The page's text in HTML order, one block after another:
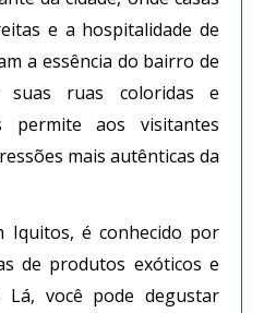
e a hospitalidade de
a essência do bairro de
suas ruas coloridas e
permite aos visitantes
mais autênticas da
Iquitos, é conhecido por
de produtos exóticos e
Lá, você pode degustar